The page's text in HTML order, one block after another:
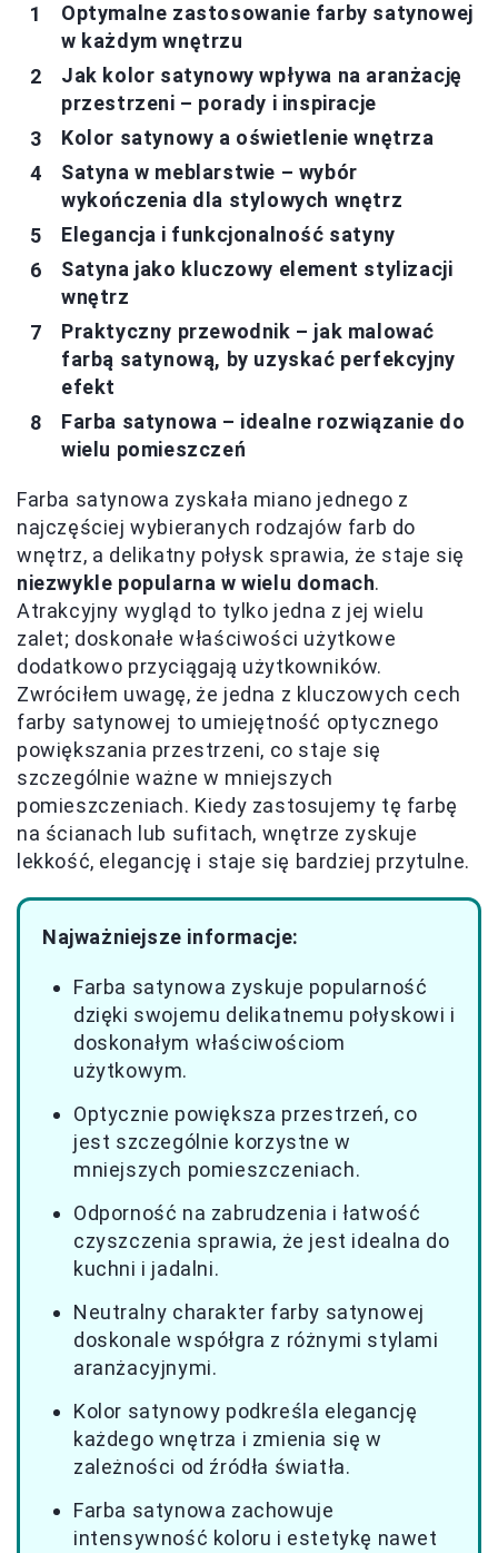
Optymalne zastosowanie farby satynowej
w każdym wnętrzu
Jak kolor satynowy wpływa na aranżację
przestrzeni – porady i inspiracje
Kolor satynowy a oświetlenie wnętrza
Satyna w meblarstwie – wybór
wykończenia dla stylowych wnętrz
Elegancja i funkcjonalność satyny
Satyna jako kluczowy element stylizacji
wnętrz
Praktyczny przewodnik – jak malować
farbą satynową, by uzyskać perfekcyjny
efekt
Farba satynowa – idealne rozwiązanie do
wielu pomieszczeń
Farba satynowa zyskała miano jednego z
najczęściej wybieranych rodzajów farb do
wnętrz, a delikatny połysk sprawia, że staje się
niezwykle popularna w wielu domach.
Atrakcyjny wygląd to tylko jedna z jej wielu
zalet; doskonałe właściwości użytkowe
dodatkowo przyciągają użytkowników.
Zwróciłem uwagę, że jedna z kluczowych cech
farby satynowej to umiejętność optycznego
powiększania przestrzeni, co staje się
szczególnie ważne w mniejszych
pomieszczeniach. Kiedy zastosujemy tę farbę
na ścianach lub sufitach, wnętrze zyskuje
lekkość, elegancję i staje się bardziej przytulne.
Najważniejsze informacje:
Farba satynowa zyskuje popularność
dzięki swojemu delikatnemu połyskowi i
doskonałym właściwościom
użytkowym.
Optycznie powiększa przestrzeń, co
jest szczególnie korzystne w
mniejszych pomieszczeniach.
Odporność na zabrudzenia i łatwość
czyszczenia sprawia, że jest idealna do
kuchni i jadalni.
Neutralny charakter farby satynowej
doskonale współgra z różnymi stylami
aranżacyjnymi.
Kolor satynowy podkreśla elegancję
każdego wnętrza i zmienia się w
zależności od źródła światła.
Farba satynowa zachowuje
intensywność koloru i estetykę nawet